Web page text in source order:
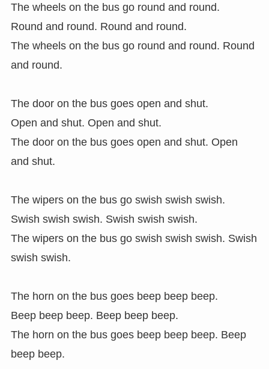
The wheels on the bus go round and round.
Round and round. Round and round.
The wheels on the bus go round and round. Round
and round.
The door on the bus goes open and shut.
Open and shut. Open and shut.
The door on the bus goes open and shut. Open
and shut.
The wipers on the bus go swish swish swish.
Swish swish swish. Swish swish swish.
The wipers on the bus go swish swish swish. Swish
swish swish.
The horn on the bus goes beep beep beep.
Beep beep beep. Beep beep beep.
The horn on the bus goes beep beep beep. Beep
beep beep.